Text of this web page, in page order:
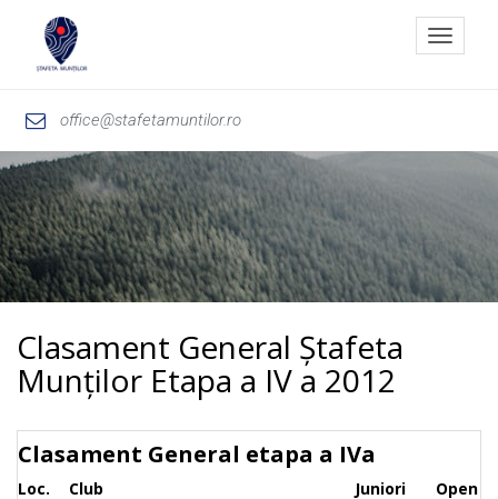
office@stafetamuntilor.ro
Toggle
Clasament General Ștafeta
Munților Etapa a IV a 2012
Clasament General etapa a IVa
Loc. Club Juniori
Open